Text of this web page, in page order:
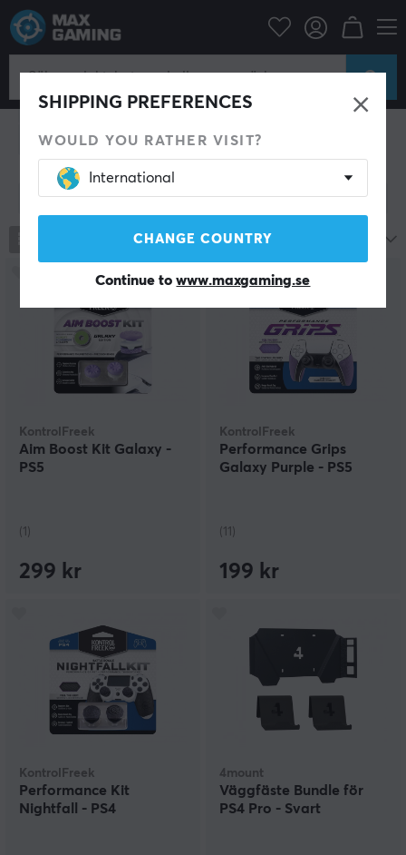
SHIPPING PREFERENCES
WOULD YOU RATHER VISIT?
International
CHANGE COUNTRY
Continue towww.maxgaming.se
Konsol
Playstation Konsol & Tillbehör
Playstation 5 PS5 Tillbehör Playstation 4
PS4 Tillbehör Playstation Spel
Visa filter
produkter
KontrolFreek
Aim Boost Kit Galaxy -
PS5
(1)
299 kr
KontrolFreek
Performance Grips
Galaxy Purple - PS5
(11)
199 kr
KontrolFreek
Performance Kit
Nightfall - PS4
4mount
Väggfäste Bundle för
PS4 Pro - Svart